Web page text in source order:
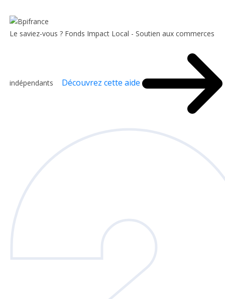
Le saviez-vous ? Fonds Impact Local - Soutien aux commerces
indépendants Découvrez cette aide